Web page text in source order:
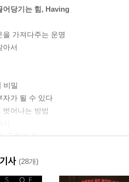
어당기는 힘, Having
을 가져다주는 운명
아서
비밀
자가 될 수 있다
벗어나는 방법
_구루의 길
어오는 사람 vs 돈을 밀어내는 사람
사 (28개)